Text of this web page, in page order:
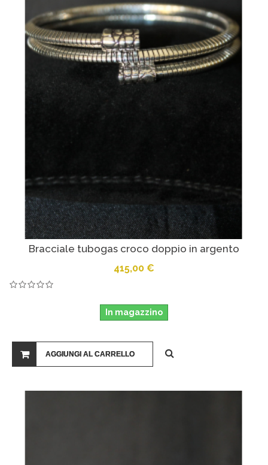
Bracciale tubogas croco doppio in argento
415,00 €
In magazzino
AGGIUNGI AL CARRELLO